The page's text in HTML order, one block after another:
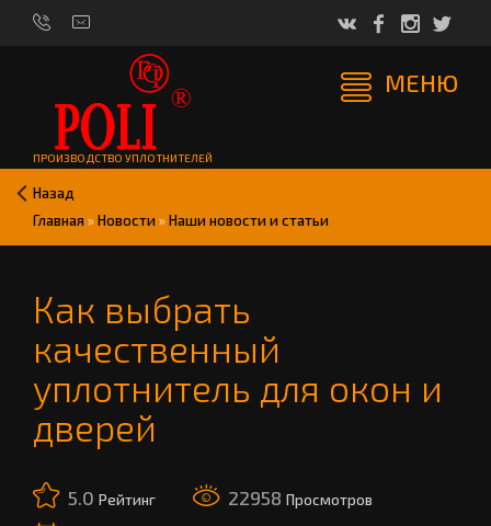
ПРОИЗВОДСТВО УПЛОТНИТЕЛЕЙ
МЕНЮ
Назад
Главная »Новости »Наши новости и статьи
Как выбрать
качественный
уплотнитель для окон и
дверей
5.0 Рейтинг 22958 Просмотров